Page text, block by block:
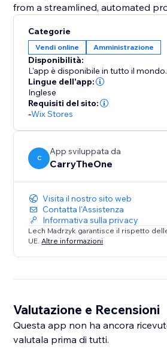
from a streamlined, automated
Categorie
Vendi online Amministrazione
Disponibilità:
L'app è disponibile in tutto il mondo.
Lingue dell'app:
Inglese
Requisiti del sito:
-Wix Stores
C
App sviluppata da
CarryTheOne
Visita il nostro sito web
Contatta l'Assistenza
Informativa sulla privacy
Lech Madrzyk garantisce il rispetto
UE. Altre informazioni
Valutazione e Recensioni
Questa app non ha ancora
valutala prima di tutti.